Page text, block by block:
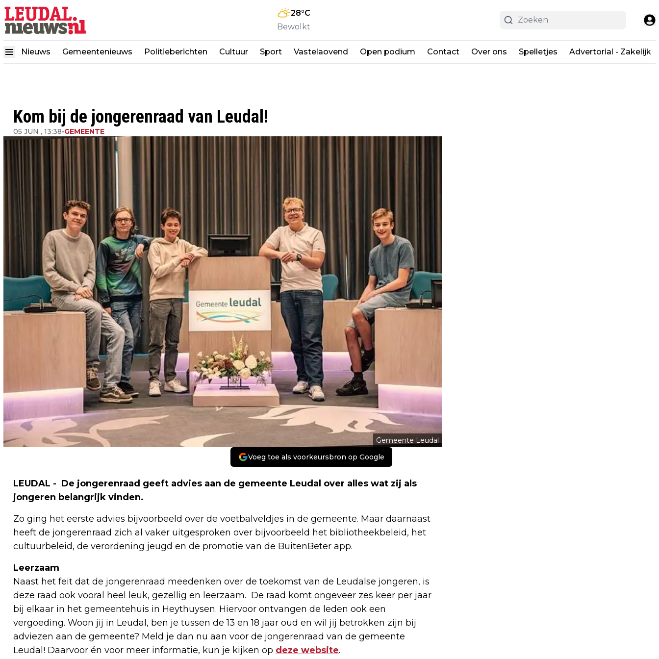
28°C
Bewolkt
Nieuws Gemeentenieuws Politieberichten Cultuur Sport Vastelaovend Open podium Contact Over ons Spelletjes Advertorial - Zakelijk
Kom bij de jongerenraad van Leudal!
05 JUN , 13:38•GEMEENTE
Gemeente Leudal
Voeg toe als voorkeursbron op Google
LEUDAL - De jongerenraad geeft advies aan de gemeente Leudal over alles wat zij als
jongeren belangrijk vinden.
Zo ging het eerste advies bijvoorbeeld over de voetbalveldjes in de gemeente. Maar daarnaast
heeft de jongerenraad zich al vaker uitgesproken over bijvoorbeeld het bibliotheekbeleid, het
cultuurbeleid, de verordening jeugd en de promotie van de BuitenBeter app.
Leerzaam
Naast het feit dat de jongerenraad meedenken over de toekomst van de Leudalse jongeren, is
deze raad ook vooral heel leuk, gezellig en leerzaam. De raad komt ongeveer zes keer per jaar
bij elkaar in het gemeentehuis in Heythuysen. Hiervoor ontvangen de leden ook een
vergoeding. Woon jij in Leudal, ben je tussen de 13 en 18 jaar oud en wil jij betrokken zijn bij
adviezen aan de gemeente? Meld je dan nu aan voor de jongerenraad van de gemeente
Leudal! Daarvoor én voor meer informatie, kun je kijken op deze website.